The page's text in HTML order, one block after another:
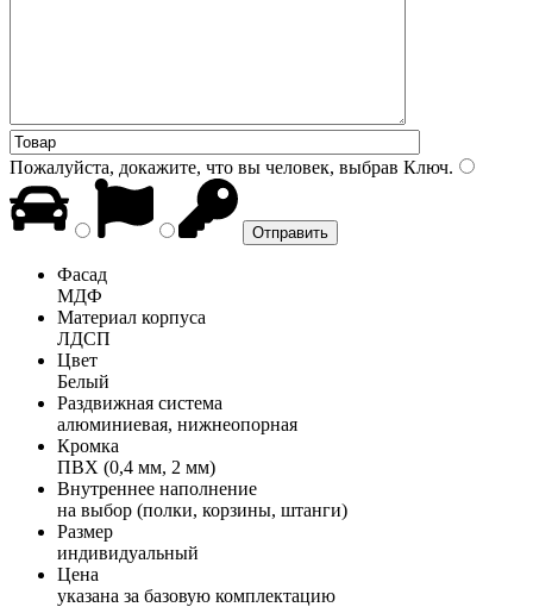
Пожалуйста, докажите, что вы человек, выбрав Ключ.
Фасад
МДФ
Материал корпуса
ЛДСП
Цвет
Белый
Раздвижная система
алюминиевая, нижнеопорная
Кромка
ПВХ (0,4 мм, 2 мм)
Внутреннее наполнение
на выбор (полки, корзины, штанги)
Размер
индивидуальный
Цена
указана за базовую комплектацию